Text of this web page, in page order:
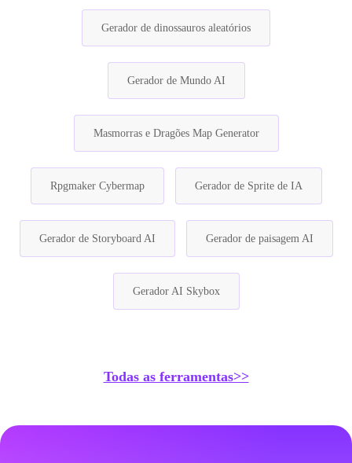
Gerador de dinossauros aleatórios
Gerador de Mundo AI
Masmorras e Dragões Map Generator
Rpgmaker Cybermap Gerador de Sprite de IA
Gerador de Storyboard AI Gerador de paisagem AI
Gerador AI Skybox
Todas as ferramentas>>